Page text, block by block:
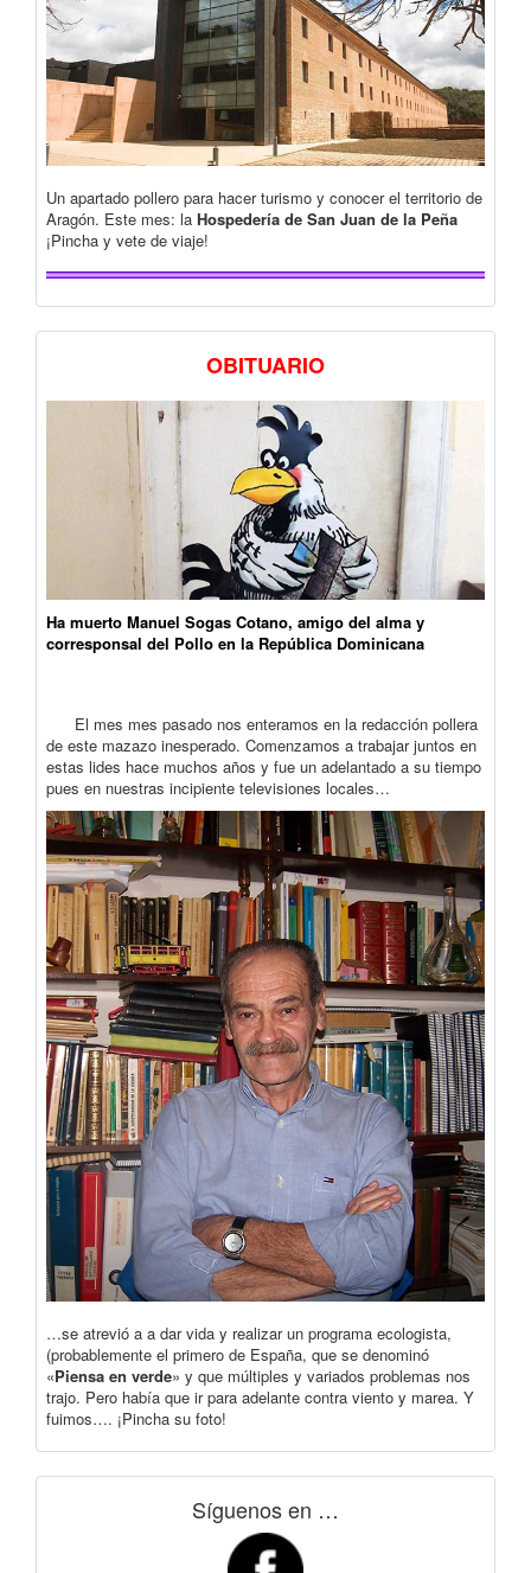
Un apartado pollero para hacer turismo y conocer el territorio de
Aragón. Este mes: la Hospedería de San Juan de la Peña
¡Pincha y vete de viaje!
OBITUARIO
Ha muerto Manuel Sogas Cotano, amigo del alma y
corresponsal del Pollo en la República Dominicana
El mes mes pasado nos enteramos en la redacción pollera
de este mazazo inesperado. Comenzamos a trabajar juntos en
estas lides hace muchos años y fue un adelantado a su tiempo
pues en nuestras incipiente televisiones locales…
…se atrevió a a dar vida y realizar un programa ecologista,
(probablemente el primero de España, que se denominó
«Piensa en verde» y que múltiples y variados problemas nos
trajo. Pero había que ir para adelante contra viento y marea. Y
fuimos…. ¡Pincha su foto!
Síguenos en …